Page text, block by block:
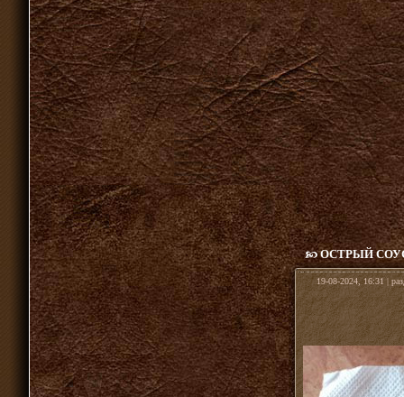
ОСТРЫЙ
19-08-2024, 16:31 |